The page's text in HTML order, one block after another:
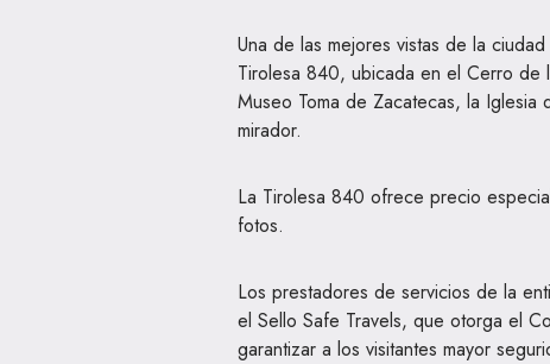
Una de las mejores vistas de la
Tirolesa 840, ubicada en el Cerro de
Museo Toma de Zacatecas, la
mirador.
La Tirolesa 840 ofrece precio
fotos.
Los prestadores de servicios de la
el Sello Safe Travels, que otorga el
garantizar a los visitantes mayor